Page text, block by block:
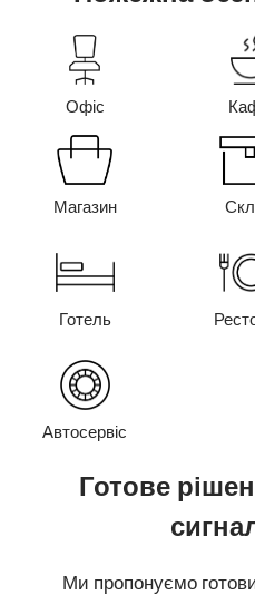
Офіс
Магазин
Готель
Автосервіс
Готове
Ми пропонуємо